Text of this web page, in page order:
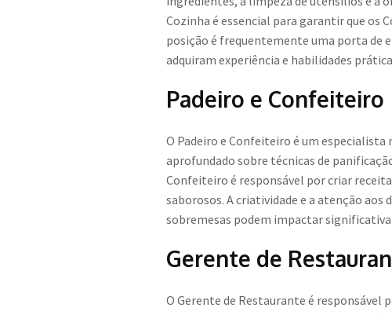
Cozinha é essencial para garantir que os
posição é frequentemente uma porta de
adquiram experiência e habilidades
Padeiro e Confeiteiro
O Padeiro e Confeiteiro é um especialista
aprofundado sobre técnicas de
Confeiteiro é responsável por criar
saborosos. A criatividade e a atenção aos
sobremesas podem impactar
Gerente de
O Gerente de Restaurante é responsável